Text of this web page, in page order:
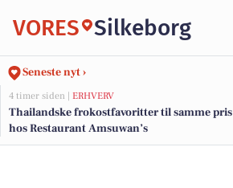
VORES Silkeborg
Seneste nyt ›
4 timer siden | ERHVERV
Thailandske frokostfavoritter til samme pris
hos Restaurant Amsuwan’s